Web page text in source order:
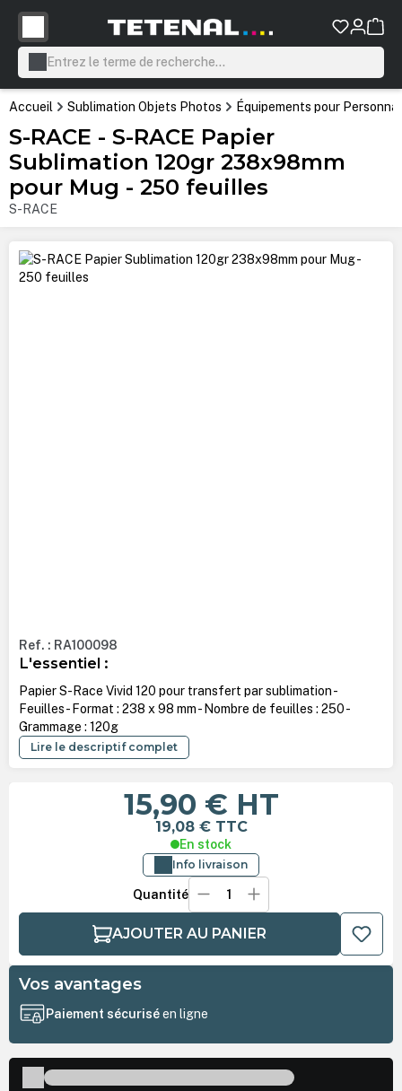
principal
Accueil Sublimation Objets Photos Équipements pour
S-RACE - S-RACE Papier
Sublimation 120gr 238x98mm
pour Mug - 250 feuilles
S-RACE
Ignorer la galerie d'images
Ref. : RA100098
L'essentiel :
Papier S-Race Vivid 120 pour transfert par sublimation -
Feuilles - Format : 238 x 98 mm - Nombre de feuilles : 250 -
Grammage : 120g
Lire le descriptif complet
15,90 € HT
19,08 € TTC
En stock
Info livraison
Quantité
AJOUTER AU PANIER
Vos avantages
Paiement sécuriséen ligne